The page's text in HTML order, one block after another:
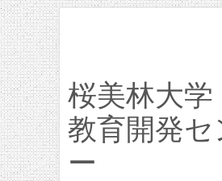
桜美林大学
教育開発セ
ー